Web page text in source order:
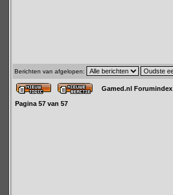
Berichten van afgelopen:
Gamed.nl Forumindex
Pagina 57 van 57